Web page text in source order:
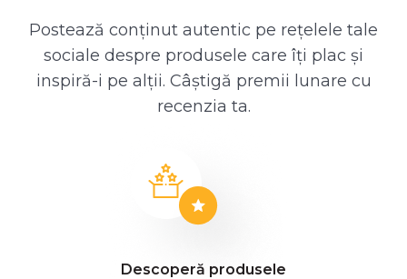
Postează conținut autentic pe rețelele tale
sociale despre produsele care îți plac și
inspiră-i pe alții. Câștigă premii lunare cu
recenzia ta.
Descoperă produsele